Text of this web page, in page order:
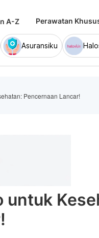
A-Z Perawatan
Asuransiku
Pencernaan Lancar!
untuk